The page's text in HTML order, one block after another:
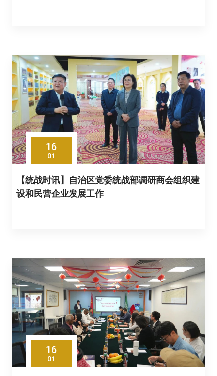
16
01
【统战时讯】自治区党委统战部调研商会组织建
设和民营企业发展工作
16
01